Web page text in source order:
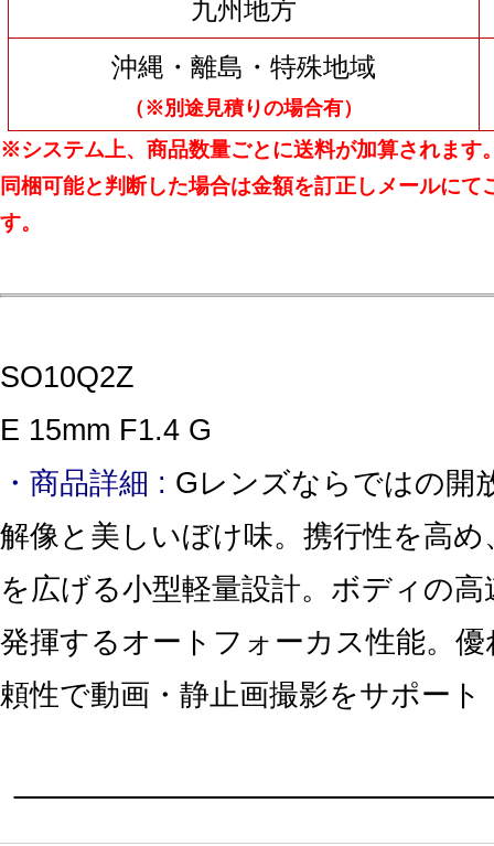
九州地方
沖縄・離島・特殊地域
（※別途見積りの場合有）
※システム上、商品数量ごとに送料が加算されます
同梱可能と判断した場合は金額を訂正しメールにて
す。
SO10Q2Z
E 15mm F1.4 G
・商品詳細 : Gレンズならではの開
解像と美しいぼけ味。携行性を高め
を広げる小型軽量設計。ボディの
発揮するオートフォーカス性能。
頼性で動画・静止画撮影をサポート